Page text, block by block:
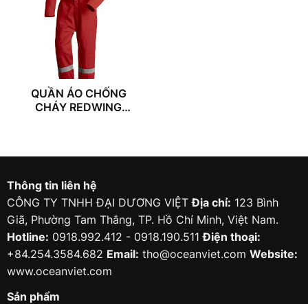
QUẦN ÁO CHỐNG
CHÁY REDWING
Thông tin liên hệ
CÔNG TY TNHH ĐẠI DƯƠNG VIỆTĐịa chỉ: 123 Bình
Giã, Phường Tam Thắng, TP. Hồ Chí Minh, Việt Nam.
Hotline: 0918.992.412 - 0918.190.511Điện thoại:
+84.254.3584.682 Email: tho@oceanviet.com Website:
www.oceanviet.com
Sản phẩm